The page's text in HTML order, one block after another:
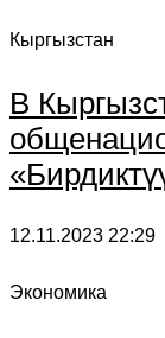
Кыргызстан
В
12.11.2023 22:29
Экономика